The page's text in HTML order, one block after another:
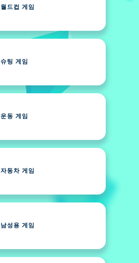
월드컵 게임
슈팅 게임
운동 게임
자동차 게임
남성용 게임